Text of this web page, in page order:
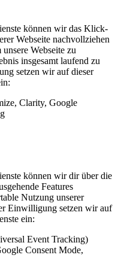
können wir das Klick-
Webseite nachvollziehen
Webseite zu
insgesamt laufend zu
setzen wir auf dieser
Clarity, Google
können wir dir über die
Features
Nutzung unserer
Einwilligung setzen wir auf
ein:
Event Tracking)
Consent Mode,